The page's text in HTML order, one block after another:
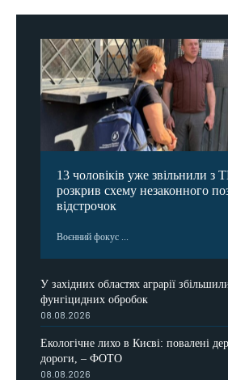
13 чоловіків уже звільнили з
розкрив схему незаконного
відстрочок
Воєнний фокус ...
У західних областях аграрії
фунгіцидних обробок
08.08.2026
Екологічне лихо в Києві: повалені
дороги, – ФОТО
08.08.2026